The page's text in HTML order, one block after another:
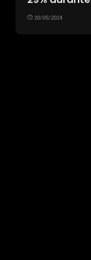
20/05/2024